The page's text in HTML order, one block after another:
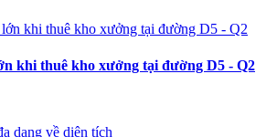
khi thuê kho xưởng tại đường D5 - Q2